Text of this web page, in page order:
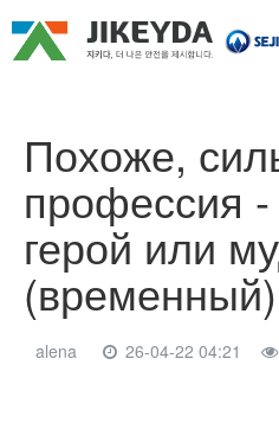
Похоже,
профессия -
герой или
alena 26-04-22 04:21